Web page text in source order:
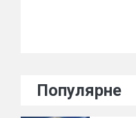
Популярне